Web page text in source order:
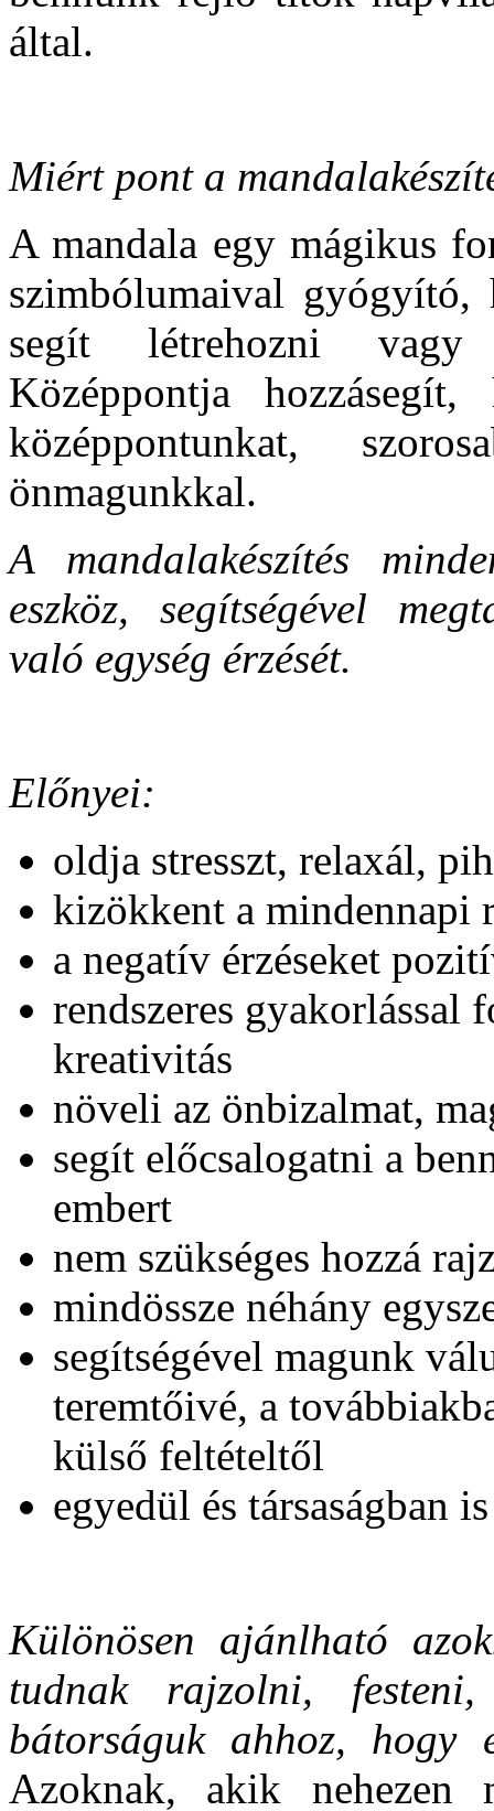
által.
Miért pont a
A mandala egy mágikus
szimbólumaival gyógyító,
segít létrehozni
Középpontja
középpontunkat,
önmagunkkal.
A mandalakészítés
eszköz, segítségével
való egység érzését.
Előnyei:
oldja stresszt, relaxál,
kizökkent a mindennapi
a negatív érzéseket
rendszeres gyakorlással
kreativitás
növeli az önbizalmat,
segít előcsalogatni a
embert
nem szükséges hozzá
mindössze néhány
segítségével magunk
teremtőivé, a
külső feltételtől
egyedül és társaságban
Különösen ajánlható
tudnak rajzolni,
bátorságuk ahhoz, hogy
Azoknak, akik nehezen